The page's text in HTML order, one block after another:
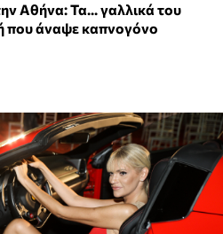
Αθήνα: Τα... γαλλικά του
που άναψε καπνογόνο